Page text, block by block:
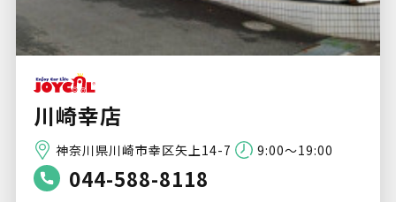
川崎幸店
神奈川県川崎市幸区矢上14-7 9:00～19:00
044-588-8118